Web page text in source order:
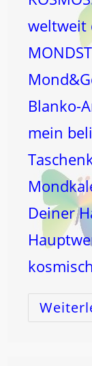
weltweit
Blanko-
mein
Deiner